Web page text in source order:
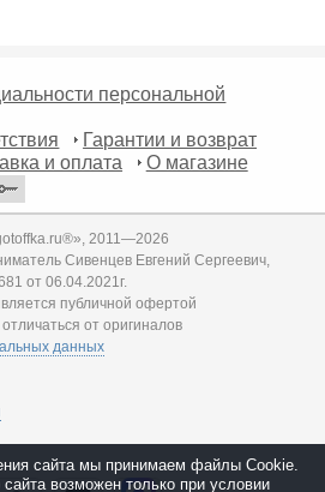
персональной
Гарантии и возврат
и оплата
О магазине
2011—2026
Сивенцев Евгений Сергеевич,
от 06.04.2021г.
публичной офертой
от оригиналов
данных
сайта мы принимаем файлы Cookie.
возможен только при условии